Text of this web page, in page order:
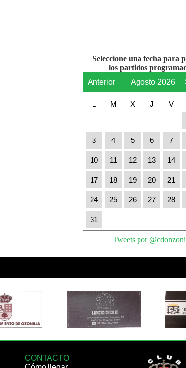
Seleccione una fecha para
los partidos
Anterior
Agosto 2026
L M X J V
3 4 5 6 7
10 11 12 13 14
17 18 19 20 21
24 25 26 27 28
31
Tweets por
CONTACTO